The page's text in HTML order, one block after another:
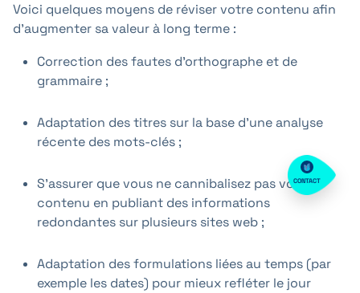
Voici quelques moyens de réviser votre contenu afin
d'augmenter sa valeur à long terme :
Correction des fautes d'orthographe et de
grammaire ;
Adaptation des titres sur la base d'une analyse
récente des mots-clés ;
S'assurer que vous ne cannibalisez pas votre
contenu en publiant des informations
redondantes sur plusieurs sites web ;
Adaptation des formulations liées au temps (par
exemple les dates) pour mieux refléter le jour
CONTACT